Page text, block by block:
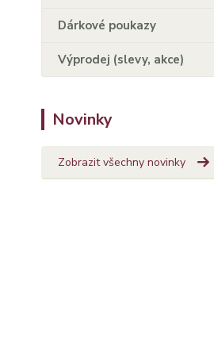
Dárkové poukazy
Výprodej (slevy, akce)
Novinky
Zobrazit všechny novinky